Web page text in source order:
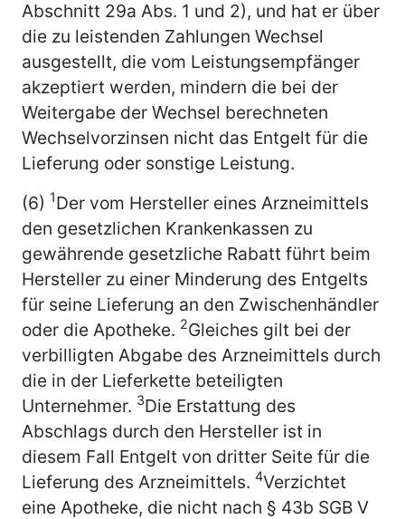
Abschnitt 29a Abs. 1 und 2), und hat er über
die zu leistenden Zahlungen Wechsel
ausgestellt, die vom Leistungsempfänger
akzeptiert werden, mindern die bei der
Weitergabe der Wechsel berechneten
Wechselvorzinsen nicht das Entgelt für die
Lieferung oder sonstige Leistung.
(6) 1Der vom Hersteller eines Arzneimittels
den gesetzlichen Krankenkassen zu
gewährende gesetzliche Rabatt führt beim
Hersteller zu einer Minderung des Entgelts
für seine Lieferung an den Zwischenhändler
oder die Apotheke. 2Gleiches gilt bei der
verbilligten Abgabe des Arzneimittels durch
die in der Lieferkette beteiligten
Unternehmer. 3Die Erstattung des
Abschlags durch den Hersteller ist in
diesem Fall Entgelt von dritter Seite für die
Lieferung des Arzneimittels. 4Verzichtet
eine Apotheke, die nicht nach § 43b SGB V